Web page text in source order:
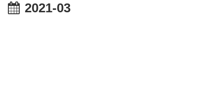
2021-03